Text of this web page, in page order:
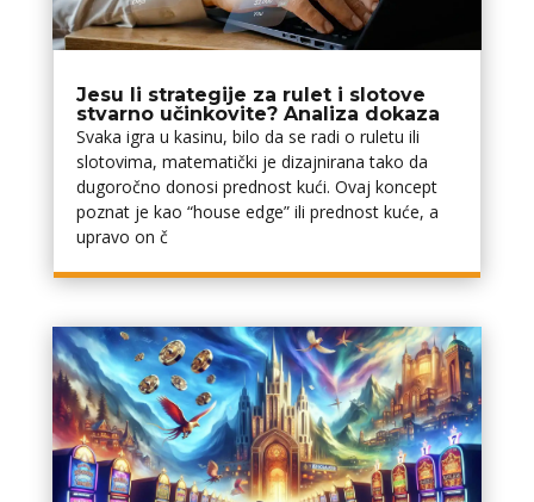
Jesu li strategije za rulet i slotove
stvarno učinkovite? Analiza dokaza
Svaka igra u kasinu, bilo da se radi o ruletu ili
slotovima, matematički je dizajnirana tako da
dugoročno donosi prednost kući. Ovaj koncept
poznat je kao “house edge” ili prednost kuće, a
upravo on č